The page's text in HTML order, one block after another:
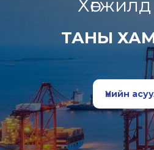
Хөгжилд
ТАНЫ
Үнийн